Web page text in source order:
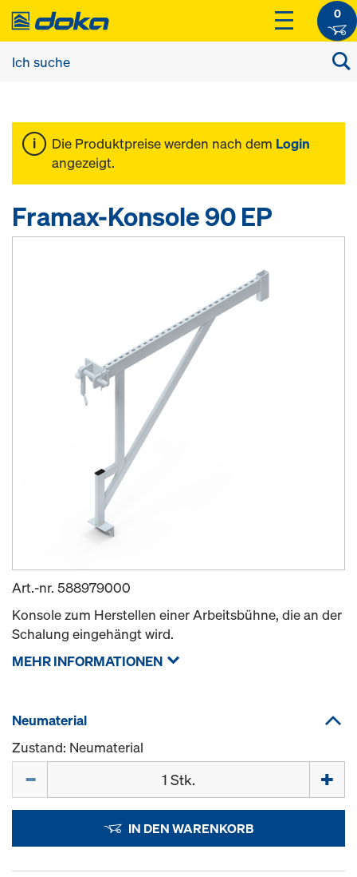
0
Die Produktpreise werden nach dem Login
angezeigt.
Framax-Konsole 90 EP
Art.-nr. 588979000
Konsole zum Herstellen einer Arbeitsbühne, die an der
Schalung eingehängt wird.
MEHR INFORMATIONEN
Neumaterial
Zustand: Neumaterial
IN DEN WARENKORB